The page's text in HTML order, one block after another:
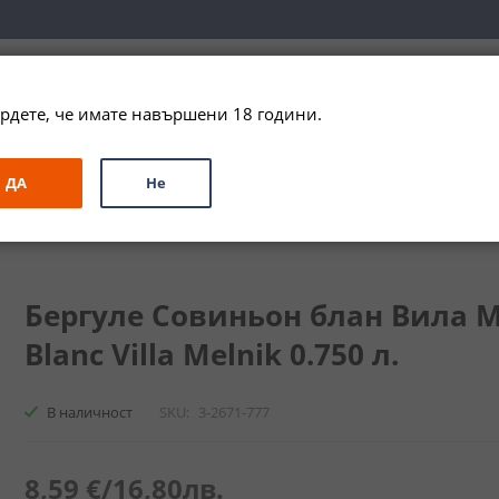
ЗА ПОДАРЪК ПРОМО СПЕЦИАЛНИ ПРЕДЛОЖЕНИЯ
блан Вила Мелник / Bergule Sauvignon Blanc Villa Melnik
Бергуле Совиньон блан Вила
Blanc Villa Melnik 0.750 л.
В наличност SKU 3-2671-777
8,59 €/16,80лв.
че имате навършени 18 години.
ДА Не